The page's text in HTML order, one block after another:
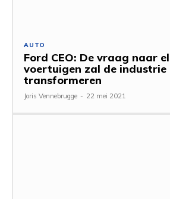
AUTO
Ford CEO: De vraag naar
voertuigen zal de industrie
transformeren
Joris Vennebrugge - 22 mei 2021